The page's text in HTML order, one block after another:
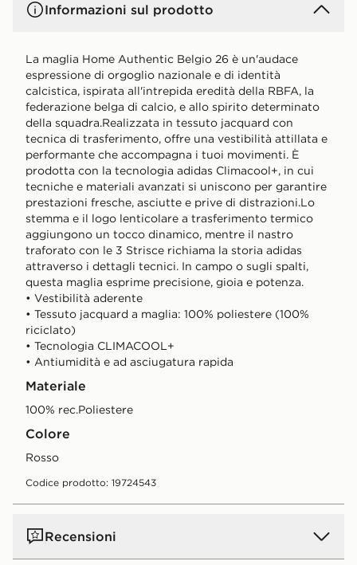
Informazioni sul prodotto
La maglia Home Authentic Belgio 26 è un'audace
espressione di orgoglio nazionale e di identità
calcistica, ispirata all'intrepida eredità della RBFA, la
federazione belga di calcio, e allo spirito determinato
della squadra.Realizzata in tessuto jacquard con
tecnica di trasferimento, offre una vestibilità attillata e
performante che accompagna i tuoi movimenti. È
prodotta con la tecnologia adidas Climacool+, in cui
tecniche e materiali avanzati si uniscono per garantire
prestazioni fresche, asciutte e prive di distrazioni.Lo
stemma e il logo lenticolare a trasferimento termico
aggiungono un tocco dinamico, mentre il nastro
traforato con le 3 Strisce richiama la storia adidas
attraverso i dettagli tecnici. In campo o sugli spalti,
questa maglia esprime precisione, gioia e potenza.
• Vestibilità aderente
• Tessuto jacquard a maglia: 100% poliestere (100%
riciclato)
• Tecnologia CLIMACOOL+
• Antiumidità e ad asciugatura rapida
Materiale
100% rec.Poliestere
Colore
Rosso
Codice prodotto: 19724543
Recensioni